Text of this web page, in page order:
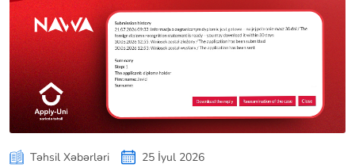
Təhsil Xəbərləri 25 İyul 2026